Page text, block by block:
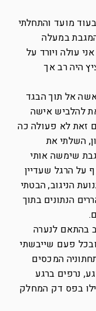
מועד והתחלתי
במעלה
עולה ויורד על
היה רב אך
אל תוך הבגד
להלביש אישה
זאת לא פעולה כה
השלתי את
שימשה אותי
על הרגל שעדיין
הניגוב, הבטתי
הנתונים בתוך
בהתאם לנערה
פעם שייבשתי
המכסים
נרפים ברגע
בפס דק המחלק